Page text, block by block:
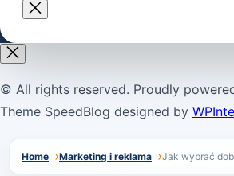
Close
search
© All rights reserved. Proudly
Theme SpeedBlog designed by
Home Marketing i reklama Jak wybrać